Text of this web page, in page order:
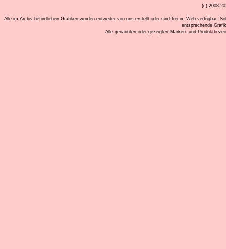
(c) 2008-
Alle im Archiv befindlichen Grafiken wurden entweder von uns erstellt oder sind frei im Web verfügbar.
entsprechende
Alle genannten oder gezeigten Marken- und